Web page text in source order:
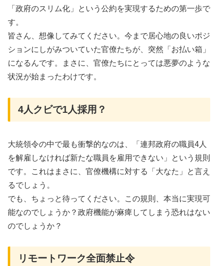
「政府のスリム化」という公約を実現するための第一歩で
す。
皆さん、想像してみてください。今まで居心地の良いポジ
ションにしがみついていた官僚たちが、突然「お払い箱」
になるんです。まさに、官僚たちにとっては悪夢のような
状況が始まったわけです。
4人クビで1人採用？
大統領令の中で最も衝撃的なのは、「連邦政府の職員4人
を解雇しなければ新たな職員を雇用できない」という規則
です。これはまさに、官僚機構に対する「大なた」と言え
るでしょう。
でも、ちょっと待ってください。この規則、本当に実現可
能なのでしょうか？政府機能が麻痺してしまう恐れはない
のでしょうか？
リモートワーク全面禁止令